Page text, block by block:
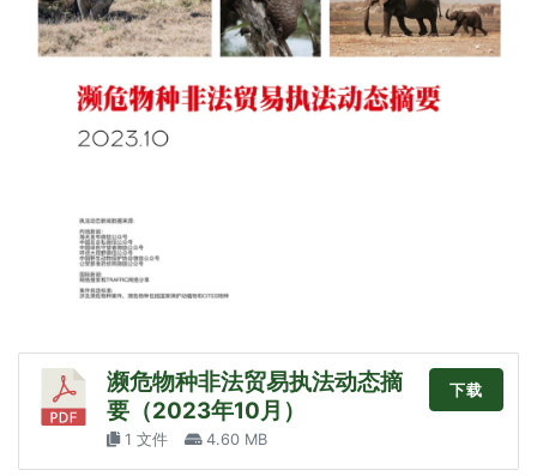
濒危物种非法贸易执法动态摘
要（2023年10月）
1 文件 4.60 MB
下载